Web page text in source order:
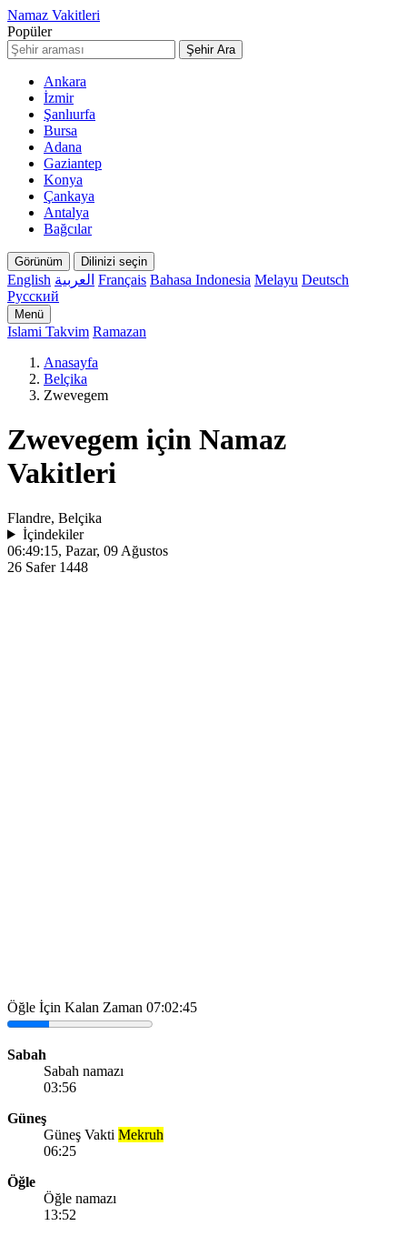
Namaz Vakitleri
Popüler
Şehir Ara
Ankara
İzmir
Şanlıurfa
Bursa
Adana
Gaziantep
Konya
Çankaya
Antalya
Bağcılar
Görünüm Dilinizi seçin
English العربية Français Bahasa Indonesia Melayu Deutsch
Русский
Menü
Islami Takvim Ramazan
Anasayfa
Belçika
Zwevegem
Zwevegem için Namaz
Vakitleri
Flandre, Belçika
İçindekiler
06:49:15, Pazar, 09 Ağustos
26 Safer 1448
Öğle İçin Kalan Zaman 07:02:45
Sabah
Sabah namazı
03:56
Güneş
Güneş Vakti Mekruh
06:25
Öğle
Öğle namazı
13:52